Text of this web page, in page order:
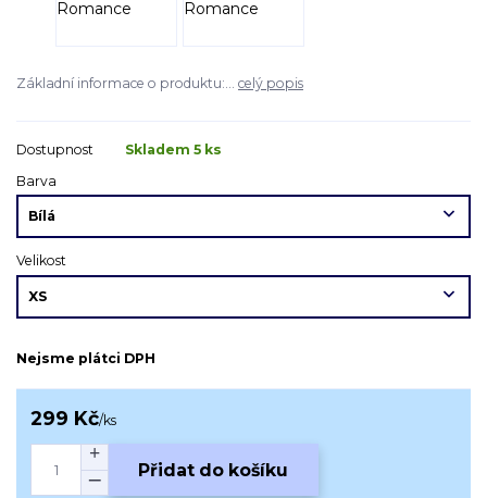
Základní informace o produktu:... celý popis
Dostupnost
Skladem 5 ks
Barva
Velikost
Nejsme plátci DPH
299 Kč/ks
Přidat do košíku